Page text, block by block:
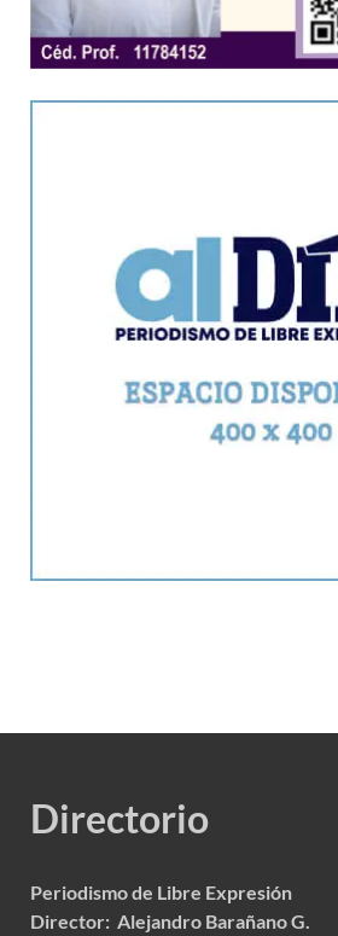
Directorio
Periodismo de Libre Expresión
Director: Alejandro Barañano G.